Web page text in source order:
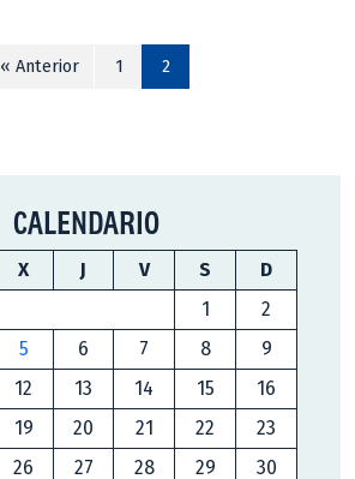
« Anterior 1 2
CALENDARIO
X J V S
D
1
2
5 6 7 8
9
12 13 14 15
16
19 20 21 22
23
26 27 28 29
30